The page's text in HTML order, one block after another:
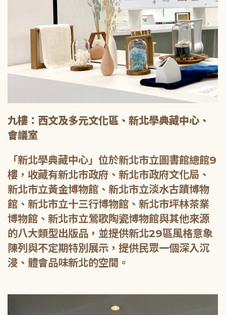
九樓：西文及多元文化區、新北學典藏中心、
會議室
「新北學典藏中心」位於新北市立圖書館總館9
樓，收藏有新北市政府、新北市政府文化局、
新北市立黃金博物館、新北市立淡水古蹟博物
館、新北市立十三行博物館、新北市坪林茶業
博物館、新北市立鶯歌陶瓷博物館與其他來源
的八大類型出版品，並提供新北29區風格意象
陳列與不定期特別展示，提供民眾一個深入沉
浸、體會品味新北的空間。